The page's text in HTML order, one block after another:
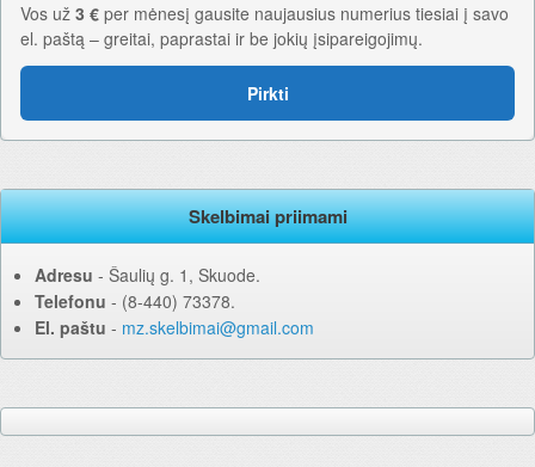
Vos už 3 € per mėnesį gausite naujausius numerius tiesiai į savo
el. paštą – greitai, paprastai ir be jokių įsipareigojimų.
Pirkti
Skelbimai priimami
Adresu ‐ Šaulių g. 1, Skuode.
Telefonu ‐ (8-440) 73378.
El. paštu ‐ mz.skelbimai@gmail.com